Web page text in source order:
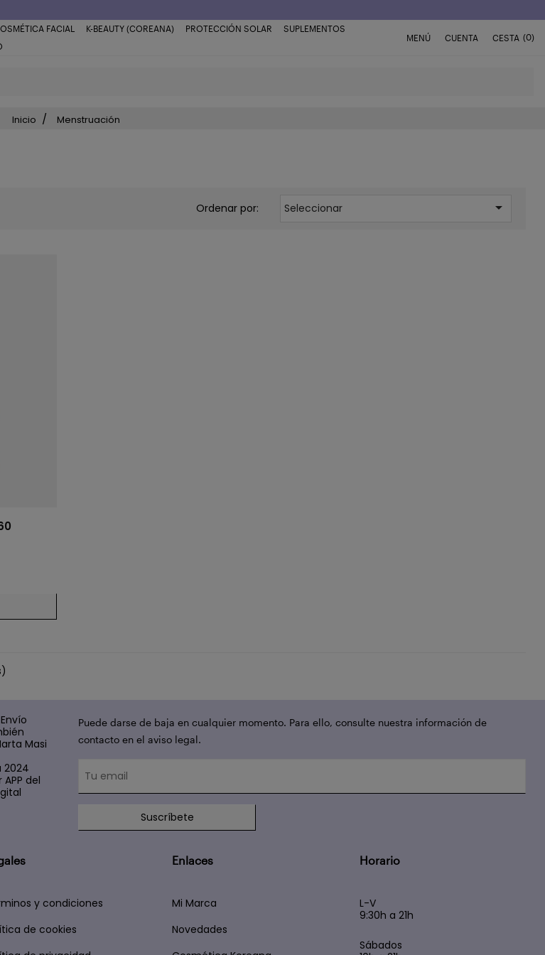
FACIAL K-BEAUTY (COREANA) PROTECCIÓN SOLAR
SUPLEMENTOS
MENÚ CUENTA CESTA (0)
Inicio Menstruación
Ordenar por: Seleccionar 
Masi
2024
del
Puede darse de baja en cualquier momento. Para ello, consulte nuestra información de
contacto en el aviso legal.
Suscríbete
y condiciones
de cookies
Enlaces
Mi Marca
Novedades
Horario
L-V
9:30h a 21h
Sábados